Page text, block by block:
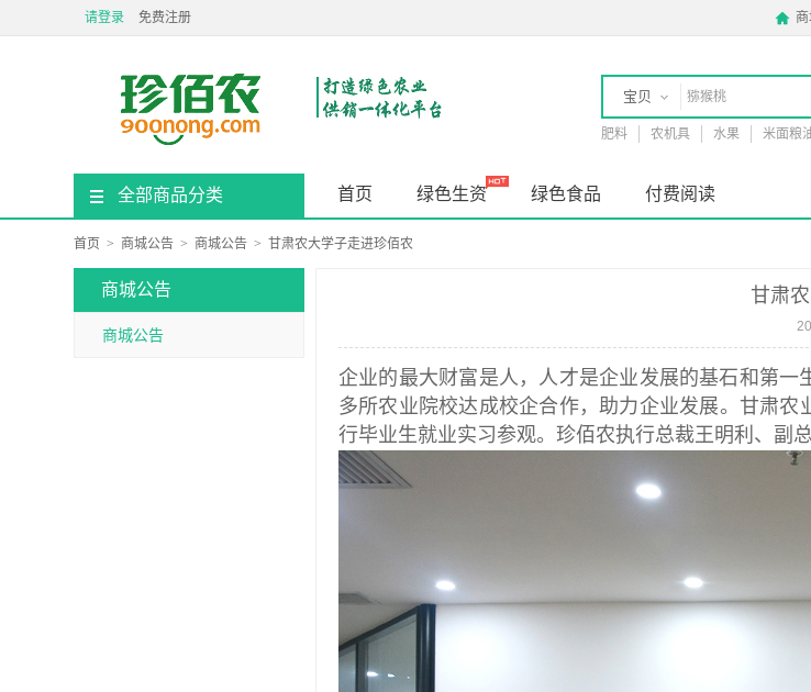
请登录 免费注册 
宝贝
店铺
肥料 农机具 水果 米面粮
全部商品分类 首页 绿色生资 绿色食品 付费阅读
首页 > 商城公告 > 商城公告 > 甘肃农大学子走进珍佰农
商城公告
商城公告
甘肃
企业的最大财富是人，人才是企业发展的基石和第
多所农业院校达成校企合作，助力企业发展。甘肃
行毕业生就业实习参观。珍佰农执行总裁王明利、副